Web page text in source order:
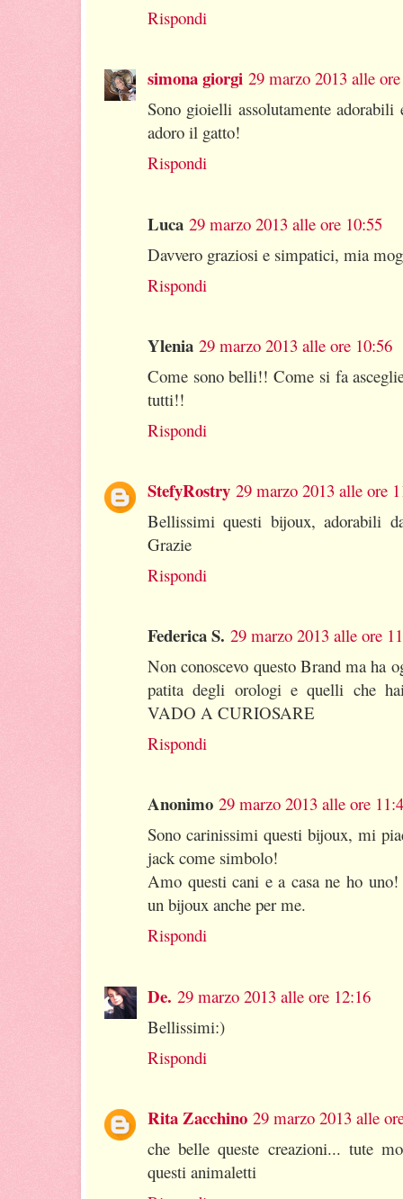
Rispondi
simona giorgi 29 marzo 2013 alle
Sono gioielli assolutamente
adoro il gatto!
Rispondi
Luca 29 marzo 2013 alle ore 10:55
Davvero graziosi e simpatici, mia
Rispondi
Ylenia 29 marzo 2013 alle ore 10:56
Come sono belli!! Come si fa
tutti!!
Rispondi
StefyRostry 29 marzo 2013 alle ore
Bellissimi questi bijoux, adorabili
Grazie
Rispondi
Federica S. 29 marzo 2013 alle ore
Non conoscevo questo Brand ma ha
patita degli orologi e quelli che
VADO A CURIOSARE
Rispondi
Anonimo 29 marzo 2013 alle ore
Sono carinissimi questi bijoux, mi
jack come simbolo!
Amo questi cani e a casa ne ho
un bijoux anche per me.
Rispondi
De. 29 marzo 2013 alle ore 12:16
Bellissimi:)
Rispondi
Rita Zacchino 29 marzo 2013 alle
che belle queste creazioni... tute
questi animaletti